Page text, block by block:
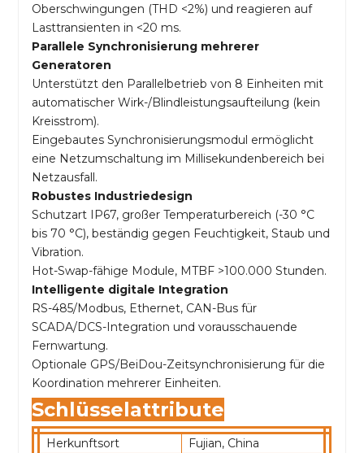
Oberschwingungen (THD <2%) und reagieren auf
Lasttransienten in <20 ms.
Parallele Synchronisierung mehrerer
Generatoren
Unterstützt den Parallelbetrieb von 8 Einheiten mit
automatischer Wirk-/Blindleistungsaufteilung (kein
Kreisstrom).
Eingebautes Synchronisierungsmodul ermöglicht
eine Netzumschaltung im Millisekundenbereich bei
Netzausfall.
Robustes Industriedesign
Schutzart IP67, großer Temperaturbereich (-30 °C
bis 70 °C), beständig gegen Feuchtigkeit, Staub und
Vibration.
Hot-Swap-fähige Module, MTBF >100.000 Stunden.
Intelligente digitale Integration
RS-485/Modbus, Ethernet, CAN-Bus für
SCADA/DCS-Integration und vorausschauende
Fernwartung.
Optionale GPS/BeiDou-Zeitsynchronisierung für die
Koordination mehrerer Einheiten.
Schlüsselattribute
Herkunftsort
Fujian, China